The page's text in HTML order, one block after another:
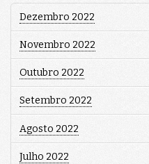
Dezembro 2022
Novembro 2022
Outubro 2022
Setembro 2022
Agosto 2022
Julho 2022